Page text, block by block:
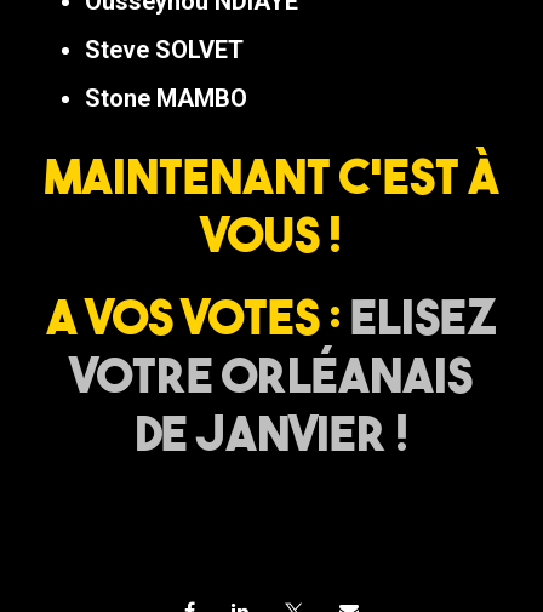
Steve SOLVET
Stone MAMBO
Maintenant c’est à
vous !
A vos votes : Elisez
votre Orléanais
de Janvier !